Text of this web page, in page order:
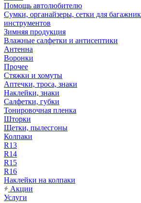
Помощь автолюбителю
Сумки, органайзеры, сетки для
инструментов
Зимняя продукция
Влажные салфетки и антисептики
Антенна
Воронки
Прочее
Стяжки и хомуты
Аптечки, троса, знаки
Наклейки, знаки
Салфетки, губки
Тонировочная пленка
Шторки
Щетки, пылесгоны
Колпаки
R13
R14
R15
R16
Наклейки на колпаки
Акции
Услуги